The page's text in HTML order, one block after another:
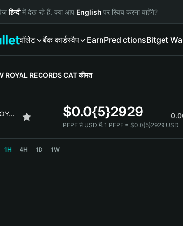
हिन्दीमें देख रहे हैं. क्या आप English पर स्विच करना चाहेंगे?
वॉलेट बैंक कार्डस्वैप EarnPredictionsBitget
ROYAL RECORDS CATकीमत
NEW ROYAL RECORDS CAT $0.0{5}2929
PEPE से USD में: 1 PEPE = $0.0{5}2929 USD
1H 4H 1D 1W